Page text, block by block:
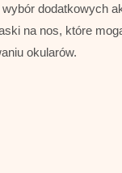
dodatkowych
na nos, które
okularów.